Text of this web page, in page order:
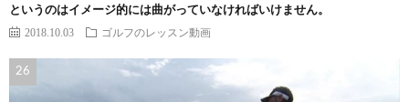
というのはイメージ的には曲がっていなければいけません。
2018.10.03 ゴルフのレッスン動画